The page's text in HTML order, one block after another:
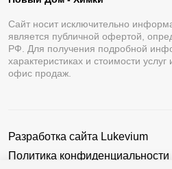
Сайт носит исключительно
является публичной офертой,
РФ. Для получения подробной
характеристиках и стоимости
офис продаж.
Разработка сайта Lukevium
Политика конфиденциальности